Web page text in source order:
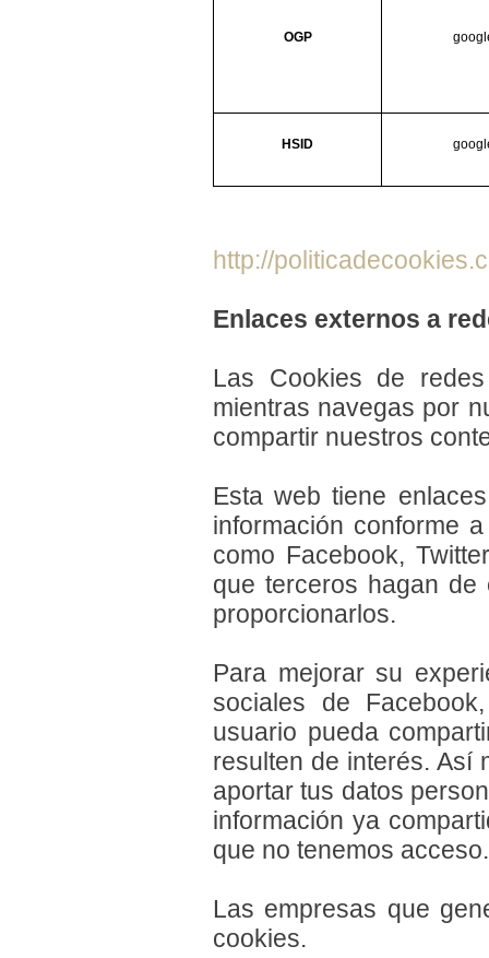
OGP
HSID
http://
Enlaces externos a
Las Cookies de
mientras navegas por
compartir nuestros
Esta web tiene
información conforme
como Facebook,
que terceros hagan de
proporcionarlos.
Para mejorar su
sociales de
usuario pueda
resulten de interés. Así
aportar tus datos
información ya
que no tenemos acceso.
Las empresas que
cookies.